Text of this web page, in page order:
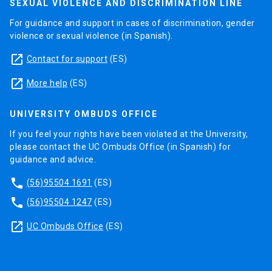
SEXUAL VIOLENCE AND DISCRIMINATION LINE
For guidance and support in cases of discrimination, gender
violence or sexual violence (in Spanish).
launch Contact for support (ES)
launch More help (ES)
UNIVERSITY OMBUDS OFFICE
If you feel your rights have been violated at the University,
please contact the UC Ombuds Office (in Spanish) for
guidance and advice.
phone (56)95504 1691 (ES)
phone (56)95504 1247 (ES)
launch UC Ombuds Office (ES)